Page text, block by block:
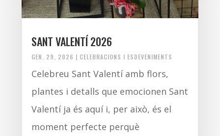
SANT VALENTÍ 2026
GEN. 29, 2026 | CELEBRACIONS I ESDEVENIMENTS
Celebreu Sant Valentí amb flors,
plantes i detalls que emocionen Sant
Valentí ja és aquí i, per això, és el
moment perfecte perquè